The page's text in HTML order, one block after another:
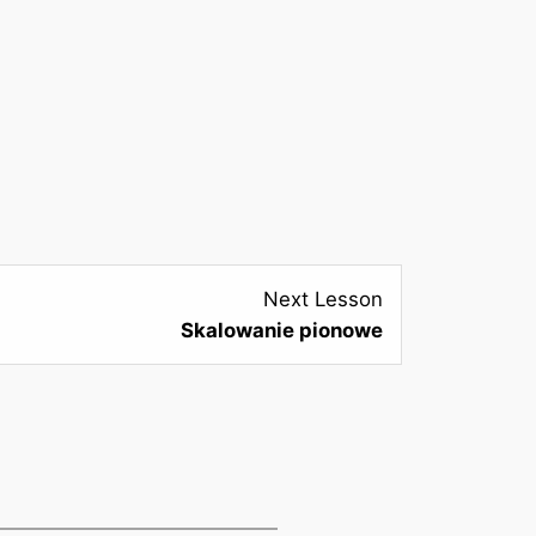
Next Lesson
Skalowanie pionowe